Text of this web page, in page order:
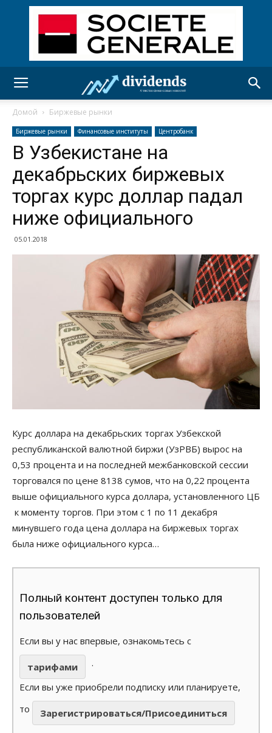
Домой Биржевые рынки
Биржевые рынки Финансовые институты Центробанк
В Узбекистане на
декабрьских биржевых
торгах курс доллар падал
ниже официального
05.01.2018
Курс доллара на декабрьских торгах Узбекской
республиканской валютной биржи (УзРВБ) вырос на
0,53 процента и на последней межбанковской сессии
торговался по цене 8138 сумов, что на 0,22 процента
выше официального курса доллара, установленного ЦБ
к моменту торгов. При этом с 1 по 11 декабря
минувшего года цена доллара на биржевых торгах
была ниже официального курса…
Полный контент доступен только для
пользователей
Если вы у нас впервые, ознакомьтесь с
тарифами
.
Если вы уже приобрели подписку или планируете,
то
Зарегистрироваться/Присоединиться